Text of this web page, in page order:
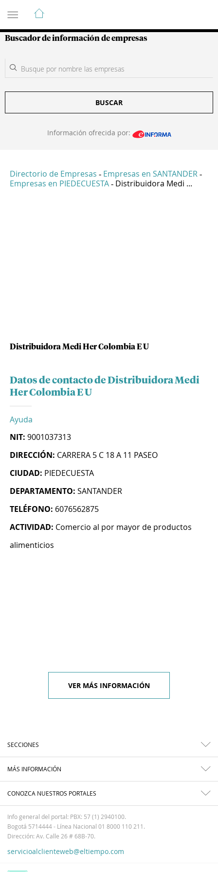
Guía de Empresas Colombianas
Buscador de información de empresas
BUSCAR
Información ofrecida por:
Directorio de Empresas - Empresas en SANTANDER -
Empresas en PIEDECUESTA - Distribuidora Medi ...
Distribuidora Medi Her Colombia E U
Datos de contacto de Distribuidora Medi
Her Colombia E U
Ayuda
NIT: 9001037313
DIRECCIÓN: CARRERA 5 C 18 A 11 PASEO
CIUDAD: PIEDECUESTA
DEPARTAMENTO: SANTANDER
TELÉFONO: 6076562875
ACTIVIDAD: Comercio al por mayor de productos
alimenticios
VER MÁS INFORMACIÓN
SECCIONES
MÁS INFORMACIÓN
CONOZCA NUESTROS PORTALES
Info general del portal: PBX: 57 (1) 2940100.
Bogotá 5714444 - Línea Nacional 01 8000 110 211.
Dirección: Av. Calle 26 # 68B-70.
servicioalclienteweb@eltiempo.com